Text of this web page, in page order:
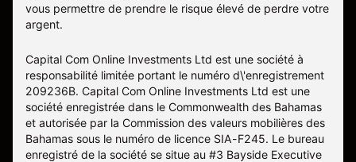
vous permettre de prendre le risque élevé de perdre votre
argent.
Capital Com Online Investments Ltd est une société à
responsabilité limitée portant le numéro d\'enregistrement
209236B. Capital Com Online Investments Ltd est une
société enregistrée dans le Commonwealth des Bahamas
et autorisée par la Commission des valeurs mobilières des
Bahamas sous le numéro de licence SIA-F245. Le bureau
enregistré de la société se situe au #3 Bayside Executive